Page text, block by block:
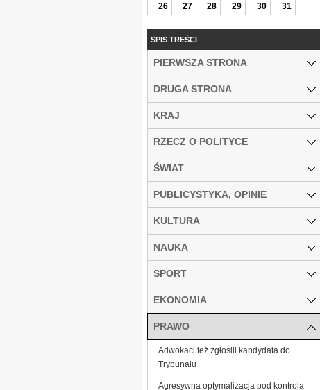
26
27 28 29 30 31
SPIS TREŚCI
PIERWSZA STRONA
DRUGA STRONA
KRAJ
RZECZ O POLITYCE
ŚWIAT
PUBLICYSTYKA, OPINIE
KULTURA
NAUKA
SPORT
EKONOMIA
PRAWO
Adwokaci też zgłosili kandydata do
Trybunału
Agresywna optymalizacja pod kontrolą